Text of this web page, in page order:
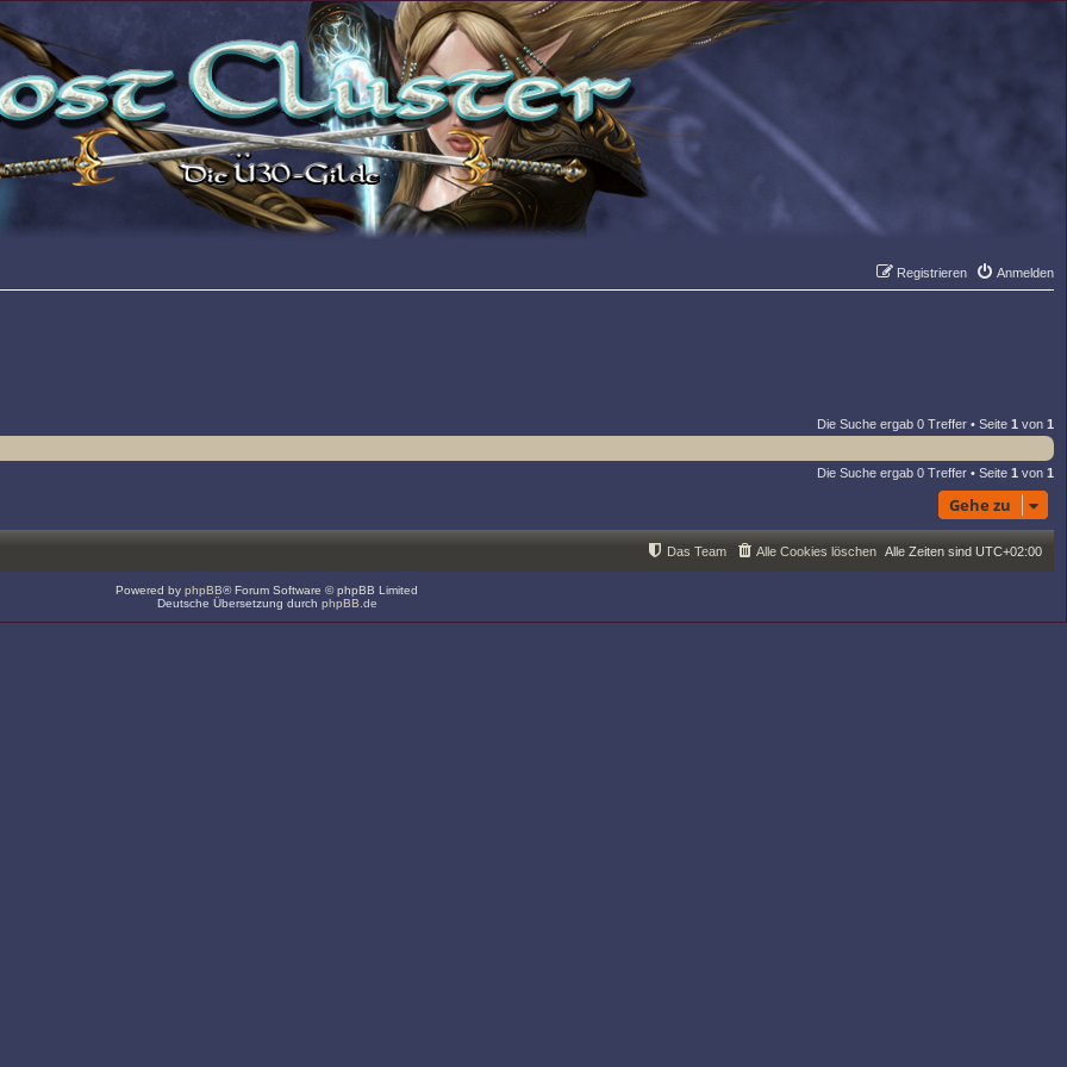
Anmelden
Registrieren
Die Suche ergab 0 Treffer • Seite 1 von 1
Die Suche ergab 0 Treffer • Seite 1 von 1
Gehe zu
Alle Zeiten sind UTC+02:00
Alle Cookies löschen
Das Team
Powered by phpBB® Forum Software © phpBB Limited
Deutsche Übersetzung durch phpBB.de